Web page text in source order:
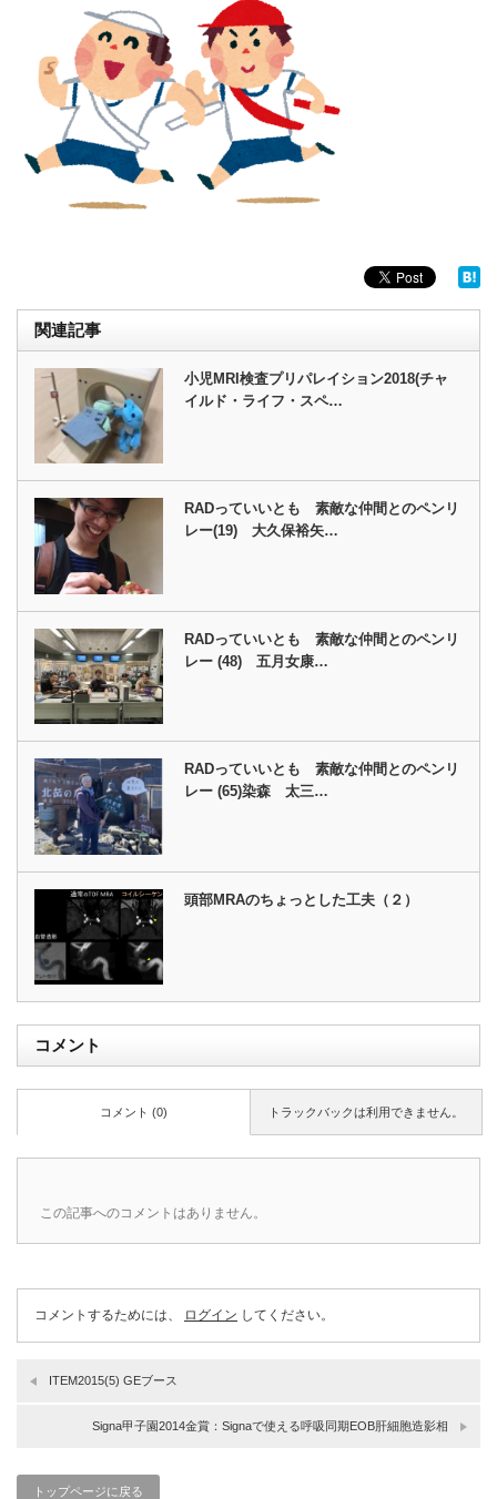
関連記事
小児MRI検査プリパレイション2018(チャ
イルド・ライフ・スペ…
RADっていいとも 素敵な仲間とのペンリ
レー(19) 大久保裕矢…
RADっていいとも 素敵な仲間とのペンリ
レー (48) 五月女康…
RADっていいとも 素敵な仲間とのペンリ
レー (65)染森 太三…
頭部MRAのちょっとした工夫（２）
コメント
トラックバックは利用できません。
コメント (0)
この記事へのコメントはありません。
コメントするためには、 ログイン してください。
ITEM2015(5) GEブース
Signa甲子園2014金賞：Signaで使える呼吸同期EOB肝細胞造影相
トップページに戻る